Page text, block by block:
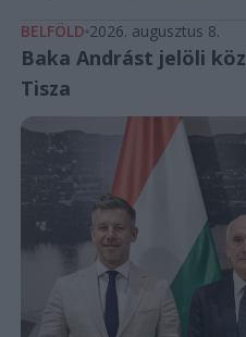
BELFÖLD 2026. augusztus 8.
Baka Andrást jelöli
Tisza